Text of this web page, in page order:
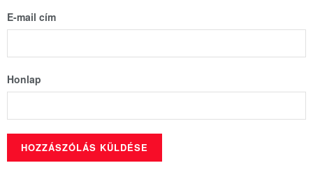
E-mail cím
Honlap